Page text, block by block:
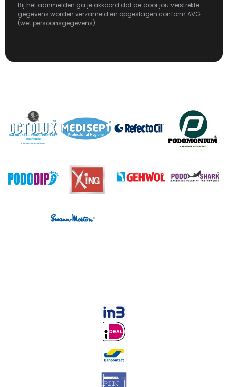
Bij het aanmelden ga je akkoord dat de door jou verstrekte
gegevens worden verzameld en opgeslagen conform AVG
(wet persoonsgegevens)